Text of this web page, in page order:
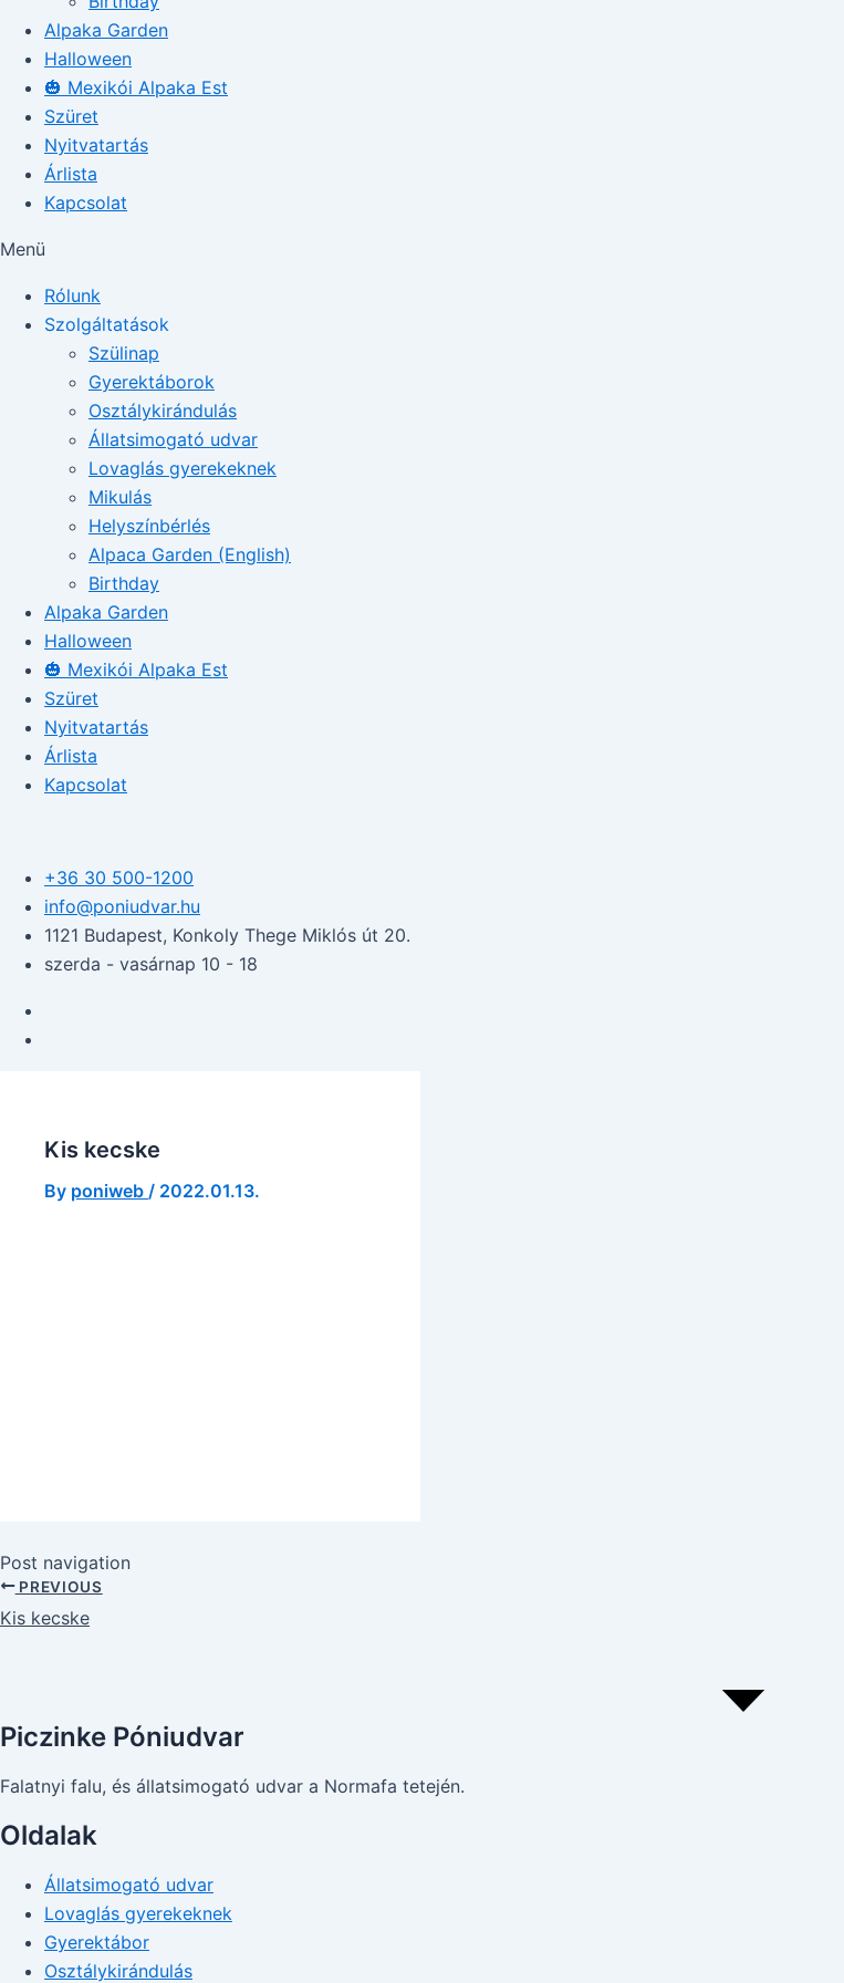
Alpaka Garden
Halloween
🎃 Mexikói Alpaka Est
Szüret
Nyitvatartás
Árlista
Kapcsolat
Menü
Rólunk
Szolgáltatások
Szülinap
Gyerektáborok
Osztálykirándulás
Állatsimogató udvar
Lovaglás gyerekeknek
Mikulás
Helyszínbérlés
Alpaca Garden (English)
Birthday
Alpaka Garden
Halloween
🎃 Mexikói Alpaka Est
Szüret
Nyitvatartás
Árlista
Kapcsolat
+36 30 500-1200​
info@poniudvar.hu
1121 Budapest, Konkoly Thege Miklós út 20.
szerda - vasárnap 10 - 18
Kis kecske
By poniweb / 2022.01.13.
Post navigation
PREVIOUS
Kis kecske
Piczinke Póniudvar
Falatnyi falu, és állatsimogató udvar a Normafa tetején.
Oldalak
Állatsimogató udvar
Lovaglás gyerekeknek
Gyerektábor
Osztálykirándulás